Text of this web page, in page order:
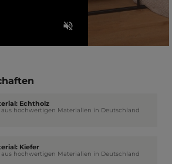
Echtholz
hochwertigen Materialien in Deutschland
Kiefer
hochwertigen Materialien in Deutschland